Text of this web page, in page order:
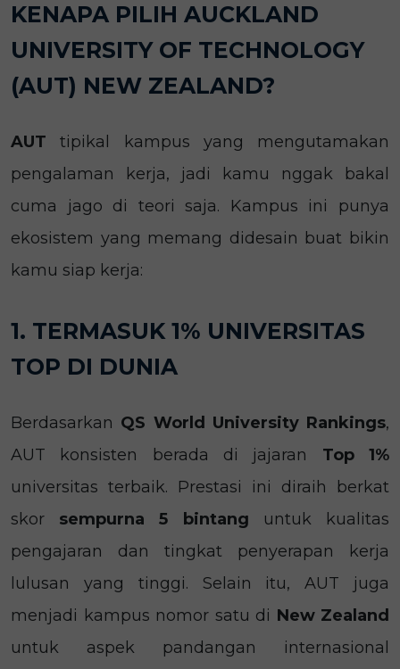
KENAPA PILIH AUCKLAND
UNIVERSITY OF TECHNOLOGY
(AUT) NEW ZEALAND?
AUTtipikal kampus yang mengutamakan
pengalaman kerja, jadi kamu nggak bakal
cuma jago di teori saja. Kampus ini punya
ekosistem yang memang didesain buat bikin
kamu siap kerja:
1. TERMASUK 1% UNIVERSITAS
TOP DI DUNIA
Berdasarkan QS World University Rankings,
AUT konsisten berada di jajaran
Top 1%
universitas terbaik. Prestasi ini diraih berkat
skor sempurna 5 bintang untuk kualitas
pengajaran dan tingkat penyerapan kerja
lulusan yang tinggi. Selain itu, AUT juga
menjadi kampus nomor satu di New Zealand
untuk aspek pandangan internasional